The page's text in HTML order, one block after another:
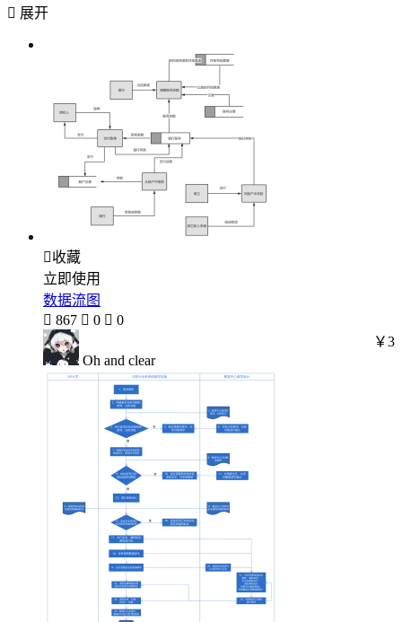
 展开
收藏
立即使用
数据流图
 867  0  0
Oh and clear
￥3